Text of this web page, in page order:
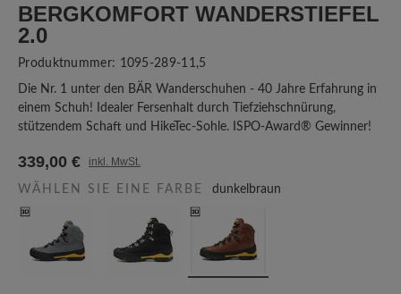
BERGKOMFORT WANDERSTIEFEL
2.0
Produktnummer: 1095-289-11,5
Die Nr. 1 unter den BÄR Wanderschuhen - 40 Jahre Erfahrung in
einem Schuh! Idealer Fersenhalt durch Tiefziehschnürung,
stützendem Schaft und HikeTec-Sohle. ISPO-Award® Gewinner!
339,00 € inkl. MwSt.
WÄHLEN SIE EINE FARBE dunkelbraun